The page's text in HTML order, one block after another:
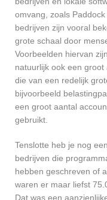
omvang, zoals
bedrijven zijn vooral
grote schaal door
Voorbeelden hiervan
natuurlijk ook een
die van een redelijk
bijvoorbeeld
een groot aantal
gebruikt.
Tenslotte heb je nog
bedrijven die
hebben geschreven of
waren er maar liefst
Dat was een